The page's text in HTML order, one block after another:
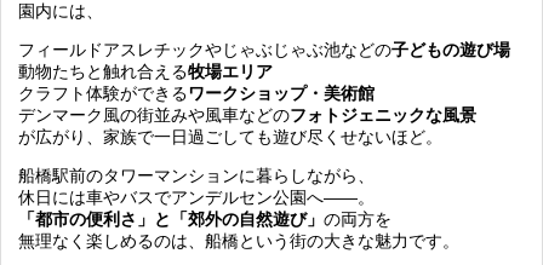
園内には、
フィールドアスレチックやじゃぶじゃぶ池などの子どもの遊び場
動物たちと触れ合える牧場エリア
クラフト体験ができるワークショップ・美術館
デンマーク風の街並みや風車などのフォトジェニックな風景
が広がり、家族で一日過ごしても遊び尽くせないほど。
船橋駅前のタワーマンションに暮らしながら、
休日には車やバスでアンデルセン公園へ――。
「都市の便利さ」と「郊外の自然遊び」 の両方を
無理なく楽しめるのは、船橋という街の大きな魅力です。